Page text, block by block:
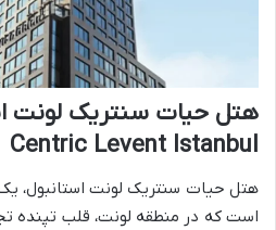
Centric Levent Istanbul
است که در منطقه لونت، قلب تپنده